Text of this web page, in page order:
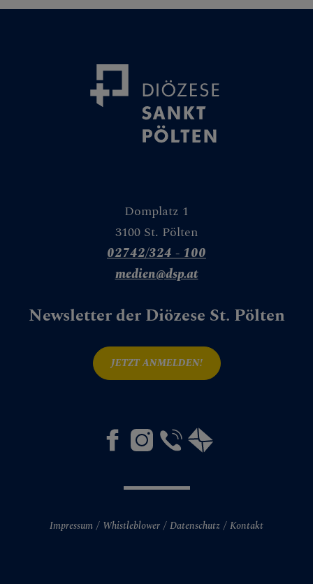
Domplatz 1
3100 St. Pölten
02742/324 - 100
medien@dsp.at
Newsletter der Diözese St. Pölten
JETZT ANMELDEN!
Impressum Whistleblower Datenschutz Kontakt